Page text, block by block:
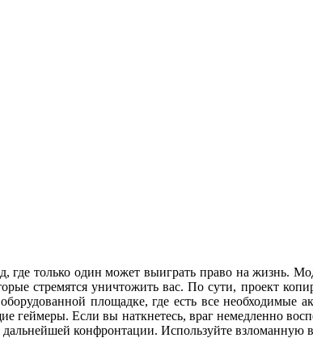
где только один может выиграть право на жизнь.
стремятся уничтожить вас. По сути, проект
площадке, где есть все
геймеры. Если вы наткнетесь, враг немедленно
конфронтации. Используйте взломанную